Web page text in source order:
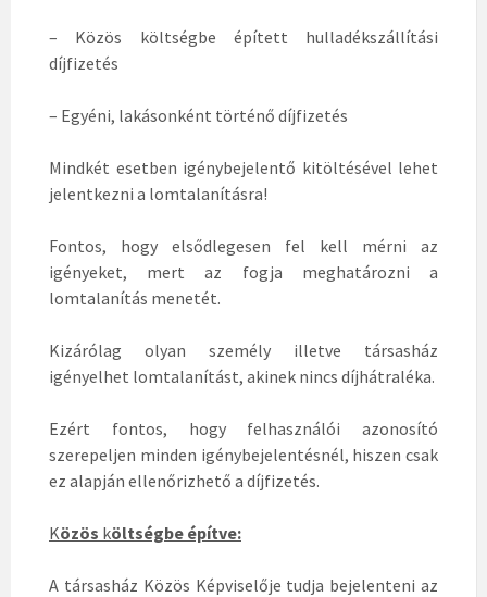
– Közös költségbe épített hulladékszállítási
díjfizetés
– Egyéni, lakásonként történő díjfizetés
Mindkét esetben igénybejelentő kitöltésével lehet
jelentkezni a lomtalanításra!
Fontos, hogy elsődlegesen fel kell mérni az
igényeket, mert az fogja meghatározni a
lomtalanítás menetét.
Kizárólag olyan személy illetve társasház
igényelhet lomtalanítást, akinek nincs díjhátraléka.
Ezért fontos, hogy felhasználói azonosító
szerepeljen minden igénybejelentésnél, hiszen csak
ez alapján ellenőrizhető a díjfizetés.
Közös költségbe építve:
A társasház Közös Képviselője tudja bejelenteni az